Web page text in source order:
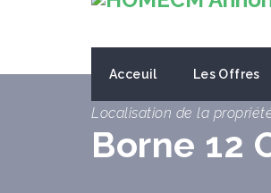
Acceuil Les Offres
Localisation de la
Borne 12